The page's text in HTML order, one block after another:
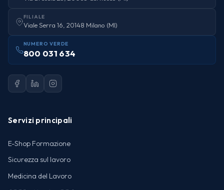
FILIALE
Viale Serra 16, 20148 Milano (MI)
NUMERO VERDE
800 031 634
Servizi principali
E-Shop Formazione
Sicurezza sul lavoro
Medicina del Lavoro